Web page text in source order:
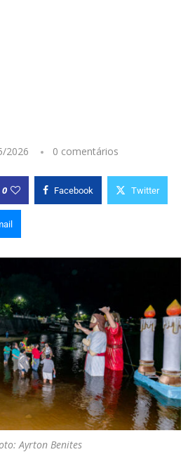
2026 0 comentários
0 Facebook Twitter
Ayrton Benites